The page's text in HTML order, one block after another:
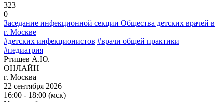
323
0
Заседание инфекционной секции Общества детских врачей в
г. Москве
#детских инфекционистов #врачи общей практики
#педиатрия
Ртищев А.Ю.
ОНЛАЙН
г. Москва
22 сентября 2026
16:00 - 18:00 (мск)